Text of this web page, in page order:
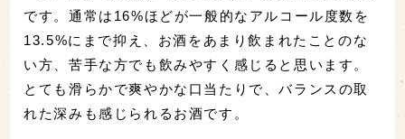
です。通常は16%ほどが一般的なアルコール度数を
13.5%にまで抑え、お酒をあまり飲まれたことのな
い方、苦手な方でも飲みやすく感じると思います。
とても滑らかで爽やかな口当たりで、バランスの取
れた深みも感じられるお酒です。